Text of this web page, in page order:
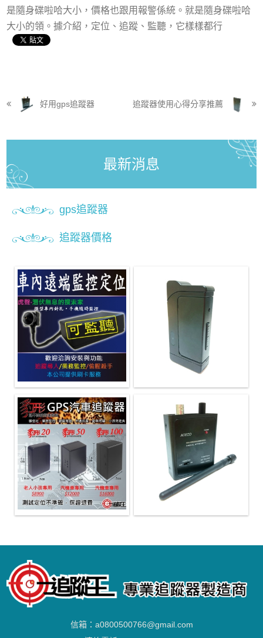
是隨身碟啦哈大小，價格也跟用報警係統。就是隨身碟啦哈
大小的領。據介紹，定位、追蹤、監聽，它樣樣都行
好用gps追蹤器 追蹤器使用心得分享推薦
最新消息
gps追蹤器
追蹤器價格
信箱： a0800500766@gmail.com